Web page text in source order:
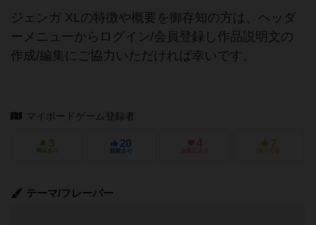
ジェンガ XLの特徴や概要を御存知の方は、ヘッダ
ーメニューからログイン/会員登録し作品説明文の
作成/編集にご協力いただければ幸いです。
マイボードゲーム登録者
3
興味あり
20
経験あり
4
お気に入り
7
持ってる
テーマ/フレーバー